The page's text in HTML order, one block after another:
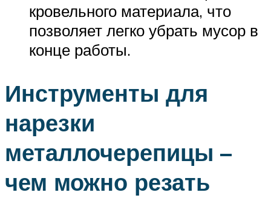
кровельного материала, что
позволяет легко убрать мусор в
конце работы.
Инструменты для
нарезки
металлочерепицы –
чем можно резать